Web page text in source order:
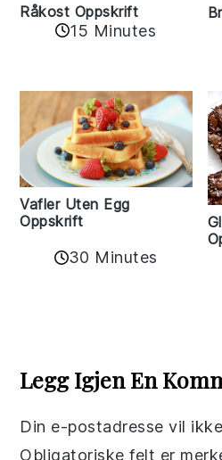
Råkost Oppskrift
15 Minutes
Vafler Uten Egg
Oppskrift
30 Minutes
Interactions
Legg Igjen En
Din e-postadresse vil
Obligatoriske felt er